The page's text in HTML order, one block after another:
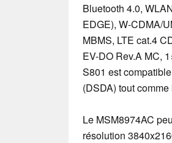
Bluetooth 4.0,
EDGE), W-CDMA/
MBMS, LTE cat.4
EV-DO Rev.A MC,
S801 est
(DSDA) tout
Le MSM8974AC
résolution